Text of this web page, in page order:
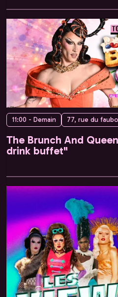
11:00 - Demain
The Brunch And
drink buffet"